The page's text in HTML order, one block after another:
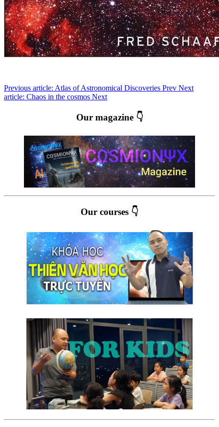
Previous article: Atlas of Astronomical Discoveries Prev Next
article: Chaos in the cosmos Next
Our magazine 👇
Our courses 👇